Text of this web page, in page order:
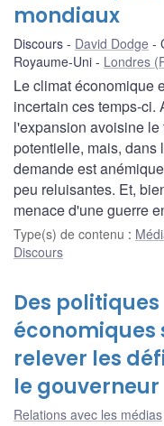
mondiaux
Discours David Dodge
Royaume-Uni
Londres
Le climat économique
incertain ces temps-ci.
l'expansion avoisine
potentielle, mais, dans
demande est
peu reluisantes. Et,
menace d'une guerre
Type(s) de contenu :
Discours
Des politiques
économiques
relever les
le gouverneur
Relations avec les médias